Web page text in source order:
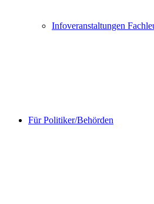
Infoveranstaltungen
Für Politiker/Behörden